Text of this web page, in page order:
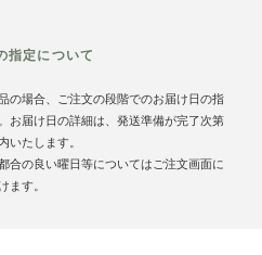
指定について
の場合、ご注文の段階でのお届け日の指
お届け日の詳細は、発送準備が完了次第
いたします。
合の良い曜日等についてはご注文画面に
ます。